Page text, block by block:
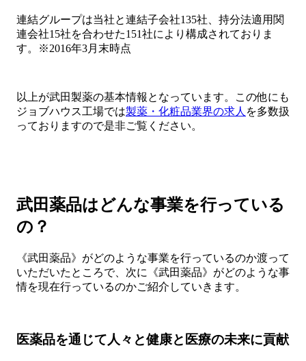
連結グループは当社と連結子会社135社、持分法適用関
連会社15社を合わせた151社により構成されておりま
す。※2016年3月末時点
以上が武田製薬の基本情報となっています。この他にも
ジョブハウス工場では製薬・化粧品業界の求人 を多数扱
っておりますので是非ご覧ください。
武田薬品はどんな事業を行っている
の？
《武田薬品》がどのような事業を行っているのか渡って
いただいたところで、次に《武田薬品》がどのような事
情を現在行っているのかご紹介していきます。
医薬品を通じて人々と健康と医療の未来に貢献